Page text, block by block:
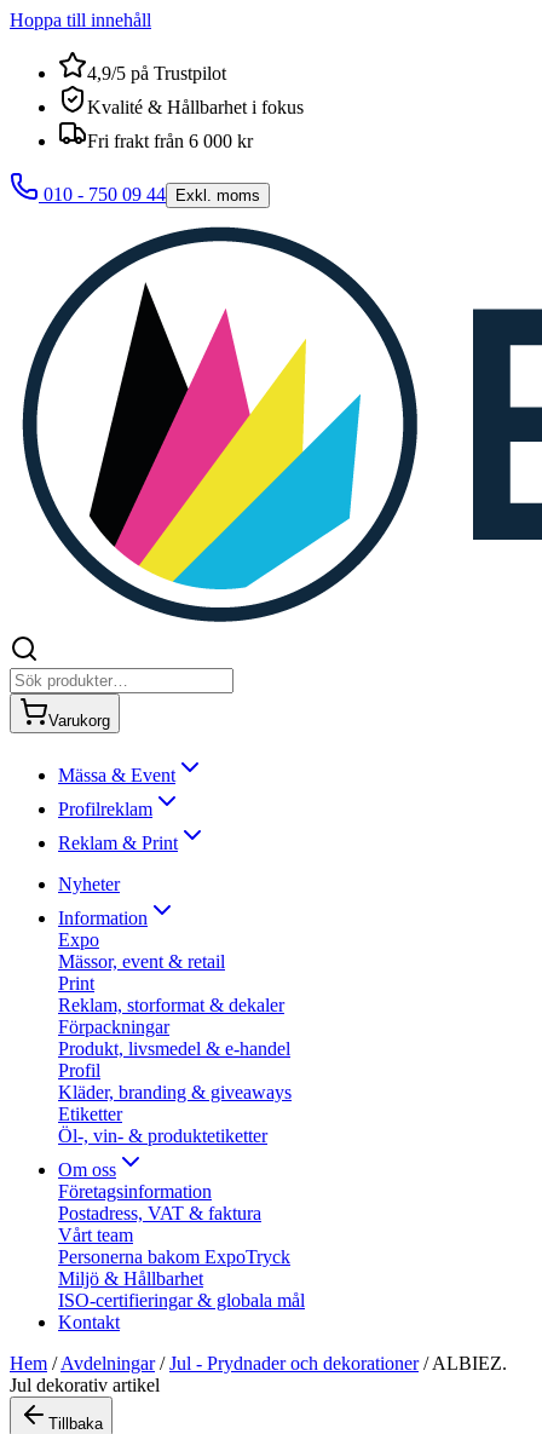
Hoppa till innehåll
4,9/5 på Trustpilot
Kvalité & Hållbarhet i fokus
Fri frakt från 6 000 kr
010 - 750 09 44 Exkl. moms
Varukorg
Mässa & Event
Profilreklam
Reklam & Print
Nyheter
Information
Expo
Mässor, event & retail
Print
Reklam, storformat & dekaler
Förpackningar
Produkt, livsmedel & e-handel
Profil
Kläder, branding & giveaways
Etiketter
Öl-, vin- & produktetiketter
Om oss
Företagsinformation
Postadress, VAT & faktura
Vårt team
Personerna bakom ExpoTryck
Miljö & Hållbarhet
ISO-certifieringar & globala mål
Kontakt
Hem /Avdelningar/Jul - Prydnader och dekorationer/ALBIEZ.
Jul dekorativ artikel
Tillbaka